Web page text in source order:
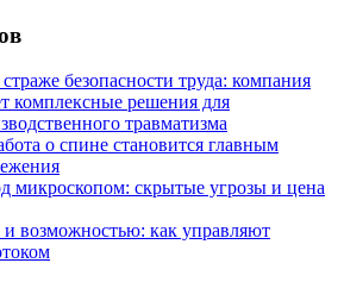
безопасности труда: компания
комплексные решения для
травматизма
о спине становится главным
микроскопом: скрытые угрозы и цена
и возможностью: как управляют